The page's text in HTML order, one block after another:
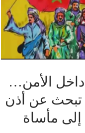
الأمن…
عن أذن
مأساة